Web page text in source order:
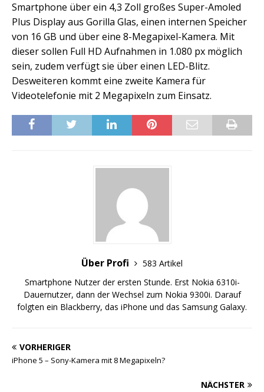
Smartphone über ein 4,3 Zoll großes Super-Amoled
Plus Display aus Gorilla Glas, einen internen Speicher
von 16 GB und über eine 8-Megapixel-Kamera. Mit
dieser sollen Full HD Aufnahmen in 1.080 px möglich
sein, zudem verfügt sie über einen LED-Blitz.
Desweiteren kommt eine zweite Kamera für
Videotelefonie mit 2 Megapixeln zum Einsatz.
Über Profi
583 Artikel
Smartphone Nutzer der ersten Stunde. Erst Nokia 6310i-
Dauernutzer, dann der Wechsel zum Nokia 9300i. Darauf
folgten ein Blackberry, das iPhone und das Samsung Galaxy.
VORHERIGER
iPhone 5 – Sony-Kamera mit 8 Megapixeln?
NÄCHSTER